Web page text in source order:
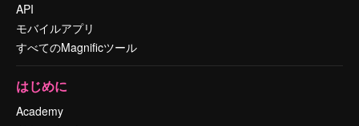
API
モバイルアプリ
すべてのMagnificツール
はじめに
Academy